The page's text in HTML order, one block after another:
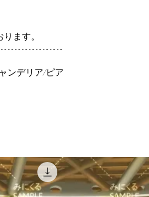
ます。
ンデリア/ピア